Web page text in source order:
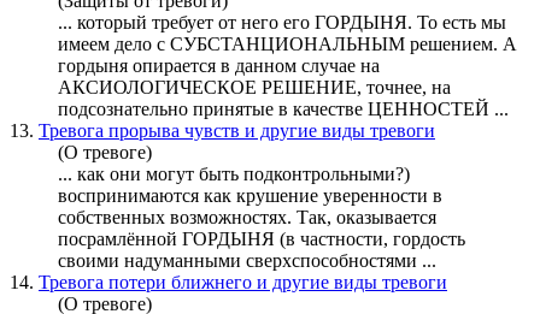
... который требует от него его ГОРДЫНЯ. То есть мы
имеем дело с СУБСТАНЦИОНАЛЬНЫМ решением. А
гордыня опирается в данном случае на
АКСИОЛОГИЧЕСКОЕ РЕШЕНИЕ, точнее, на
подсознательно принятые в качестве ЦЕННОСТЕЙ ...
13. Тревога прорыва чувств и другие виды тревоги
(О тревоге)
... как они могут быть подконтрольными?)
воспринимаются как крушение уверенности в
собственных возможностях. Так, оказывается
посрамлённой ГОРДЫНЯ (в частности, гордость
своими надуманными сверхспособностями ...
14. Тревога потери ближнего и другие виды тревоги
(О тревоге)